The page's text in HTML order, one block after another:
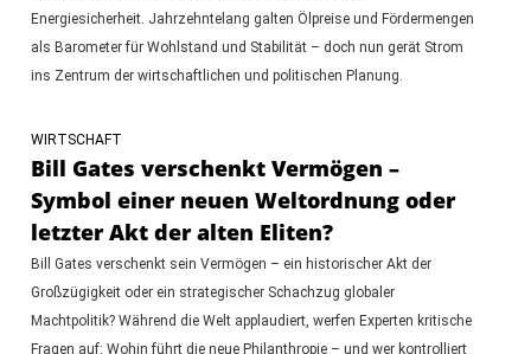
Energiesicherheit. Jahrzehntelang galten Ölpreise und Fördermengen
als Barometer für Wohlstand und Stabilität – doch nun gerät Strom
ins Zentrum der wirtschaftlichen und politischen Planung.
WIRTSCHAFT
Bill Gates verschenkt Vermögen –
Symbol einer neuen Weltordnung oder
letzter Akt der alten Eliten?
Bill Gates verschenkt sein Vermögen – ein historischer Akt der
Großzügigkeit oder ein strategischer Schachzug globaler
Machtpolitik? Während die Welt applaudiert, werfen Experten kritische
Fragen auf: Wohin führt die neue Philanthropie – und wer kontrolliert